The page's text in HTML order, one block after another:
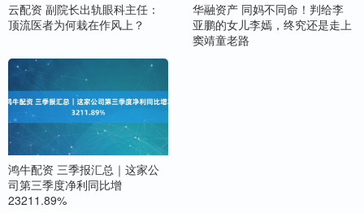
云配资 副院长出轨眼科主任：
顶流医者为何栽在作风上？
华融资产 同妈不同命！判给李
亚鹏的女儿李嫣，终究还是走上
窦靖童老路
鸿牛配资 三季报汇总｜这家公
司第三季度净利同比增
23211.89%